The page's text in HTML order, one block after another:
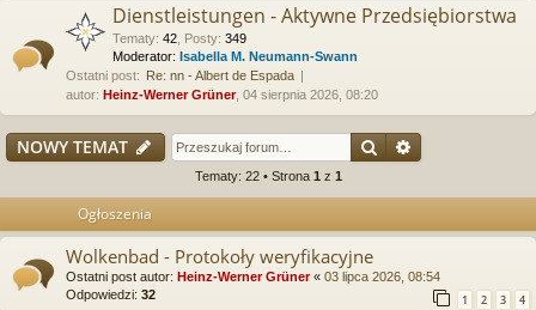
Dienstleistungen - Aktywne Przedsiębiorstwa
Tematy: 42 Posty: 349
Moderator: Isabella M. Neumann-Swann
Ostatni post: Re: nn - Albert de Espada
autor: Heinz-Werner Grüner, 04 sierpnia 2026, 08:20
NOWY TEMAT Szukaj
Tematy: 22 • Strona 1 z 1
Ogłoszenia
Wolkenbad - Protokoły weryfikacyjne
Ostatni post autor: Heinz-Werner Grüner« 03 lipca 2026, 08:54
Odpowiedzi: 32 1 2 3 4